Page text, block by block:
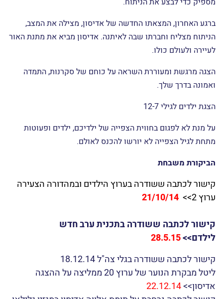
הקרובה זקוקה לניתוח דחוף, אולם, הערב ירד ואור העששית אינו
מספיק כדי לבצע את הניתוח.
ברגע האחרון, המצאתו החדשה של אדיסון, מצילה את המצב,
הניתוח מצליח וחברתו שבה לאיתנה. אדיסון מביא את מתנת האור
לעיירה ולעולם כולו.
הצגה מרגשת ומעוררת השראה על כוחם של סקרנות, התמדה
ואמונה בדרך שלך.
הצגת ילדים לגילי 12-7
על מנת לא לפגום בחווית הצפייה של ילדיכם, ילדים ופעוטות
מתחת לגיל הצפייה לא יורשו להכנס לאולם.
הביקורת משבחת
קישור לכתבה ששודרה בערוץ הילדים ובמהדורה הצעירה
קישור לכתבה ששודרה בתכנית ערב חדש
לילדם>>28.5.15
קישור לכתבה ששודרה בגלי צה"ל 18.12.14